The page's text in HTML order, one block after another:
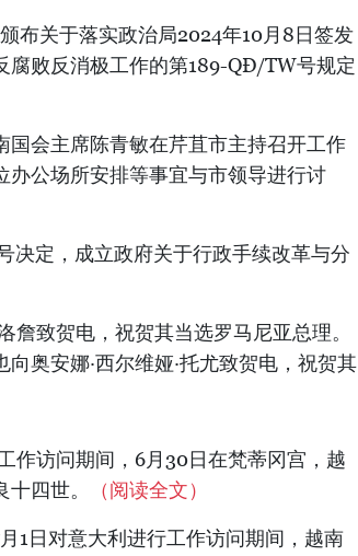
布关于落实政治局2024年10月8日签发
腐败反消极工作的第189-QĐ/TW号规定
国会主席陈青敏在芹苴市主持召开工作
公场所安排等事宜与市领导进行讨
决定，成立政府关于行政手续改革与分
詹致贺电，祝贺其当选罗马尼亚总理。
奥安娜·西尔维娅·托尤致贺电，祝贺其
作访问期间，6月30日在梵蒂冈宫，越
四世。
（阅读全文）
1日对意大利进行工作访问期间，越南